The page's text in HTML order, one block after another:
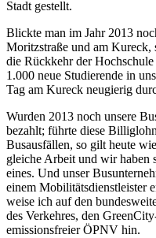
Stadt gestellt.
Blickte man im Jahr 2013
Moritzstraße und am
die Rückkehr der
1.000 neue Studierende in
Tag am Kureck neugierig
Wurden 2013 noch unsere
bezahlt; führte diese
Busausfällen, so gilt heute
gleiche Arbeit und wir haben
eines. Und unser
einem Mobilitätsdienstleister
weise ich auf den
des Verkehres, den
emissionsfreier ÖPNV hin.